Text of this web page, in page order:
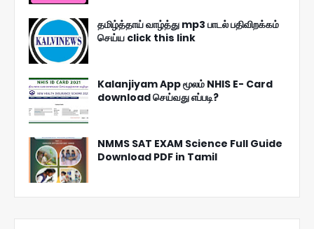
தமிழ்த்தாய் வாழ்த்து mp3 பாடல் பதிவிறக்கம்
செய்ய click this link
Kalanjiyam App மூலம் NHIS E- Card
download செய்வது எப்படி?
NMMS SAT EXAM Science Full Guide
Download PDF in Tamil